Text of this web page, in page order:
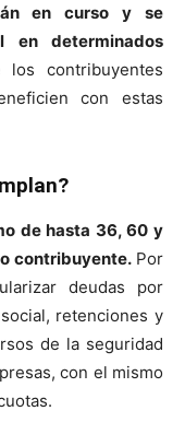
en curso y se
en determinados
contribuyentes
con estas
de hasta 36, 60 y
contribuyente. Por
deudas por
retenciones y
de la seguridad
con el mismo